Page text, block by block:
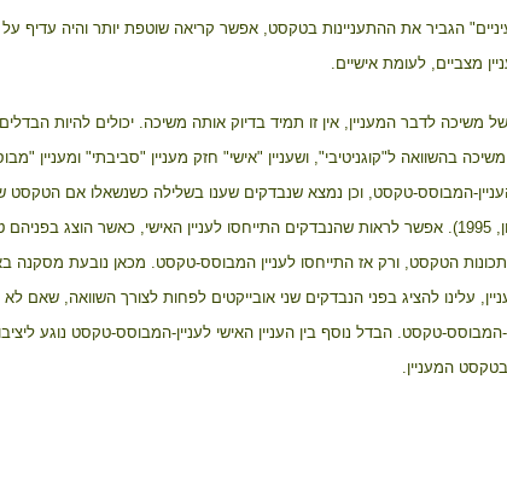
הגביר את ההתעניינות בטקסט, אפשר קריאה שוטפת יותר והיה עדיף
מצביים, לעומת אישיים.
לדבר המעניין, אין זו תמיד בדיוק אותה משיכה. יכולים להיות
בהשוואה ל"קוגניטיבי", ושעניין "אישי" חזק מעניין "סביבתי" ומעניין
המבוסס-טקסט, וכן נמצא שנבדקים שענו בשלילה כשנשאלו אם הטקסט
רק כשהוצג בפניהם עוד טקסט להשוואה (שרון, 1995). אפשר לראות שהנבדקים התייחסו לעניין
הטקסט, ורק אז התייחסו לעניין המבוסס-טקסט. מכאן נובעת מסקנה
עלינו להציג בפני הנבדקים שני אובייקטים לפחות לצורך השוואה, שאם לא
המבוסס-טקסט. הבדל נוסף בין העניין האישי לעניין-המבוסס-טקסט נוגע
המעניין.